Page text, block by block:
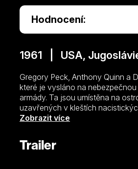
Hodnocení:
1961 | USA,
Gregory Peck, Anthony Quinn a
které je vysláno na
armády. Ta jsou umístěna na
uzavřených v kleštích
úspěch, který se promítl do 7
Zobrazit více
Trailer